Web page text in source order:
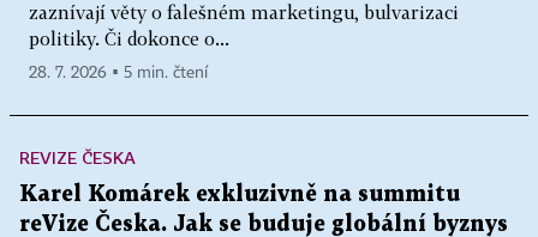
zaznívají věty o falešném marketingu, bulvarizaci
politiky. Či dokonce o...
28. 7. 2026 ▪ 5 min. čtení
REVIZE ČESKA
Karel Komárek exkluzivně na summitu
reVize Česka. Jak se buduje globální byznys